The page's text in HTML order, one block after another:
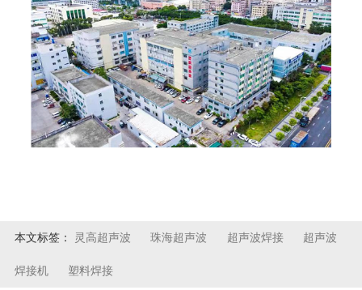
本文标签： 灵高超声波 珠海超声波 超声波焊接 超声波
焊接机 塑料焊接